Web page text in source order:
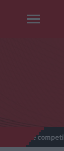
competición -